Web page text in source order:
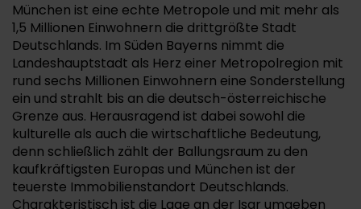
München ist eine echte Metropole und mit mehr als
1,5 Millionen Einwohnern die drittgrößte Stadt
Deutschlands. Im Süden Bayerns nimmt die
Landeshauptstadt als Herz einer Metropolregion mit
rund sechs Millionen Einwohnern eine Sonderstellung
ein und strahlt bis an die deutsch-österreichische
Grenze aus. Herausragend ist dabei sowohl die
kulturelle als auch die wirtschaftliche Bedeutung,
denn schließlich zählt der Ballungsraum zu den
kaufkräftigsten Europas und München ist der
teuerste Immobilienstandort Deutschlands.
Charakteristisch ist die Lage an der Isar umgeben